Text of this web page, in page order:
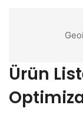
Ürün